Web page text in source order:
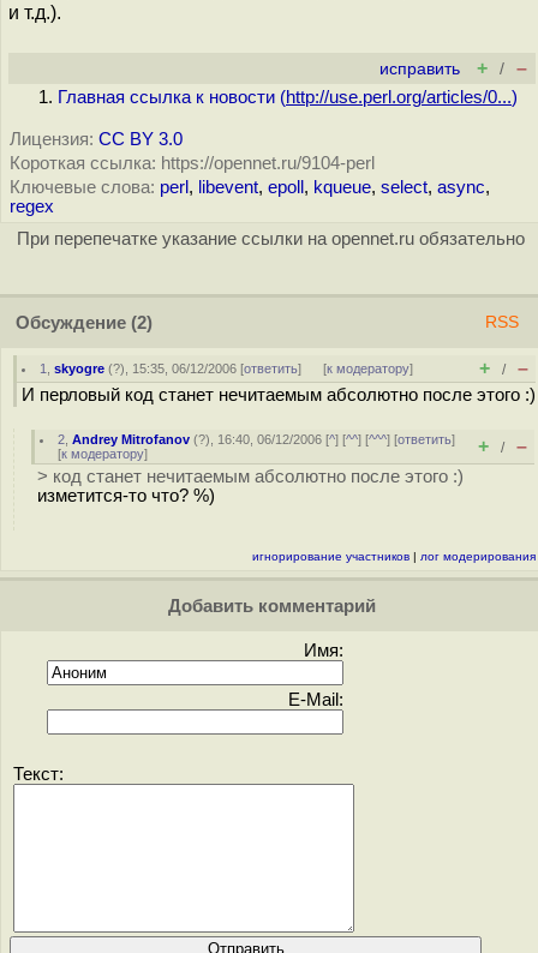
и т.д.).
исправить + / –
Главная ссылка к новости (http://use.perl.org/articles/0...)
Лицензия: CC BY 3.0
Короткая ссылка: https://opennet.ru/9104-perl
Ключевые слова: perl , libevent, epoll , kqueue, select, async,
regex
При перепечатке указание ссылки на opennet.ru обязательно
Обсуждение (2) RSS
1 ,skyogre (?), 15:35, 06/12/2006 [ответить] [к модератору] + / –
И перловый код станет нечитаемым абсолютно после этого :)
2 ,Andrey Mitrofanov (?), 16:40, 06/12/2006 [^] [^^] [^^^] [ответить]
[к модератору] + / –
> код станет нечитаемым абсолютно после этого :)
изметится-то что? %)
игнорирование участников | лог модерирования
Добавить комментарий
Имя:
E-Mail:
Текст: